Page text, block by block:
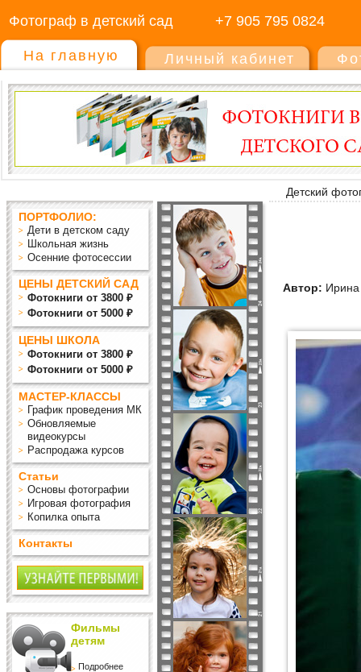
Фотограф в детский сад +7 905 795 0824
На главную Личный кабинет
Детский
ПОРТФОЛИО:
Дети в детском саду
Школьная жизнь
Осенние фотосессии
ЦЕНЫ ДЕТСКИЙ САД
Фотокниги от 3800 ₽
Фотокниги от 5000 ₽
ЦЕНЫ ШКОЛА
Фотокниги от 3800 ₽
Фотокниги от 5000 ₽
МАСТЕР-КЛАССЫ
График проведения МК
Обновляемые
видеокурсы
Распродажа курсов
Статьи
Основы фотографии
Игровая фотография
Копилка опыта
Контакты
Фильмы
детям
Подробнее
Автор: